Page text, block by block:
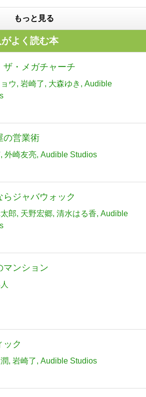
もっと見る
よく読む本
ザ・メガチャーチ
ウ 岩崎了 大森ゆき
Audible
の営業術
外崎友亮 Audible Studios
らジャバウォック
郎 天野宏郷 清水はる香 Audible
マンション
ック
岩崎了 Audible Studios